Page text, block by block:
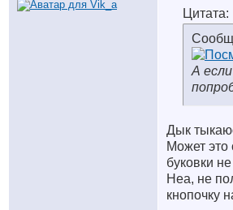
Цитата:
А
Дык
Может это
буковки
Неа, не
кнопочку